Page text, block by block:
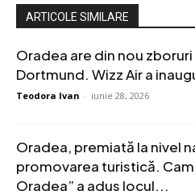
ARTICOLE SIMILARE
Oradea are din nou
Dortmund. Wizz Air a
Teodora Ivan - iunie 28, 2026
Oradea, premiată la nivel
promovarea turistică.
Oradea” a adus locul...